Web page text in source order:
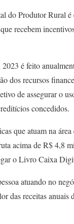
do Produtor Rural é
recebem
é feito
dos recursos
de assegurar o
concedidos.
que atuam na
acima de R$ 4,8
o Livro Caixa
atuando no
das receitas anuais